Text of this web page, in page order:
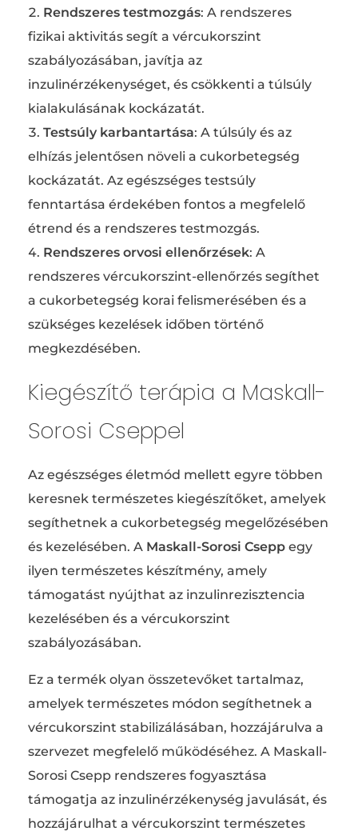
Rendszeres testmozgás: A rendszeres
fizikai aktivitás segít a vércukorszint
szabályozásában, javítja az
inzulinérzékenységet, és csökkenti a túlsúly
kialakulásának kockázatát.
Testsúly karbantartása: A túlsúly és az
elhízás jelentősen növeli a cukorbetegség
kockázatát. Az egészséges testsúly
fenntartása érdekében fontos a megfelelő
étrend és a rendszeres testmozgás.
Rendszeres orvosi ellenőrzések: A
rendszeres vércukorszint-ellenőrzés segíthet
a cukorbetegség korai felismerésében és a
szükséges kezelések időben történő
megkezdésében.
Kiegészítő terápia a Maskall-
Sorosi Cseppel
Az egészséges életmód mellett egyre többen
keresnek természetes kiegészítőket, amelyek
segíthetnek a cukorbetegség megelőzésében
és kezelésében. A Maskall-Sorosi Csepp egy
ilyen természetes készítmény, amely
támogatást nyújthat az inzulinrezisztencia
kezelésében és a vércukorszint
szabályozásában.
Ez a termék olyan összetevőket tartalmaz,
amelyek természetes módon segíthetnek a
vércukorszint stabilizálásában, hozzájárulva a
szervezet megfelelő működéséhez. A Maskall-
Sorosi Csepp rendszeres fogyasztása
támogatja az inzulinérzékenység javulását, és
hozzájárulhat a vércukorszint természetes